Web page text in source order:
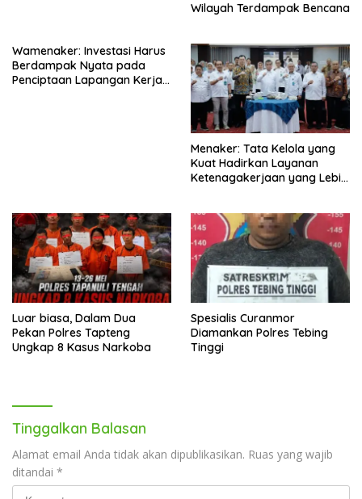
Wilayah Terdampak Bencana
Wamenaker: Investasi Harus
Berdampak Nyata pada
Penciptaan Lapangan Kerja
Menaker: Tata Kelola yang
Kuat Hadirkan Layanan
Ketenagakerjaan yang Lebih
Luar biasa, Dalam Dua
Pekan Polres Tapteng
Ungkap 8 Kasus Narkoba
Spesialis Curanmor
Diamankan Polres Tebing
Tinggi
Tinggalkan Balasan
Alamat email Anda tidak akan dipublikasikan. Ruas yang wajib
ditandai *